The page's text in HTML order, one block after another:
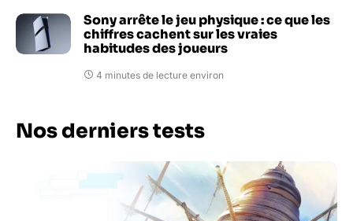
Sony arrête le jeu physique : ce que les
chiffres cachent sur les vraies
habitudes des joueurs
4 minutes de lecture environ
Nos derniers tests